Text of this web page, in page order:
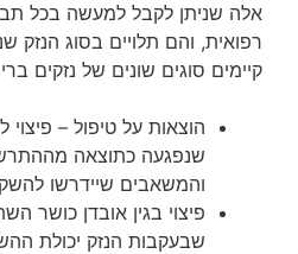
אלה שניתן לקבל למעשה בכל
רפואית, והם תלויים בסוג הנזק
קיימים סוגים שונים של נזקים ברי
הוצאות על טיפול – פיצוי
שנפגעה כתוצאה
והמשאבים שיידרשו
פיצוי בגין אובדן כושר
שבעקבות הנזק יכולת